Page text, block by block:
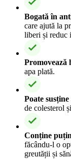
Bogată în
care ajută la
liberi și reduc
Promovează
apa plată.
Poate
de colesterol
Conține
făcându-l o
greutății și